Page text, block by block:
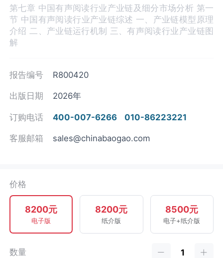
第七章 中国有声阅读行业产业链及细分市场分析 第一
节 中国有声阅读‌‌‌行业产业链综述 一、产业链模型原理
介绍 二、产业链运行机制 三、有声阅读‌‌‌行业产业链图
解
报告编号 R800420
出版日期 2026年
订购电话 400-007-6266 010-86223221
客服邮箱 sales@chinabaogao.com
价格
8200元
电子版
8200元
纸介版
8500元
电子+纸介版
数量